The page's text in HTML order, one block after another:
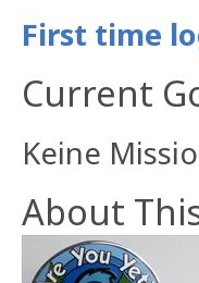
First time
Current
Keine
About